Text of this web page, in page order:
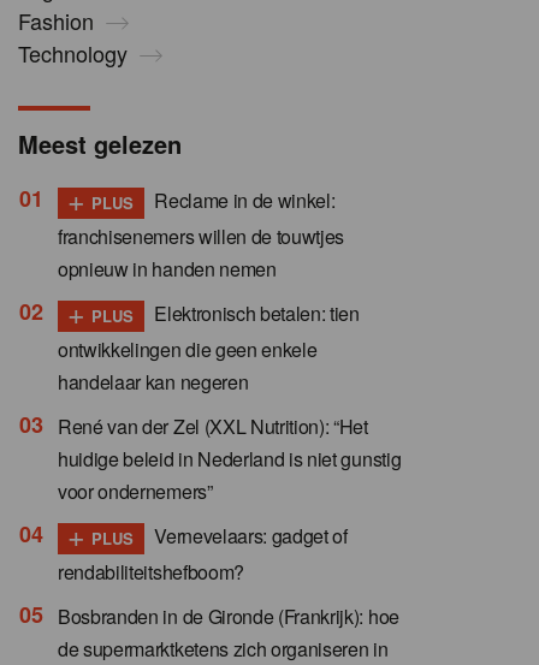
Fashion
Technology
Meest gelezen
+ PLUS
Reclame in de winkel:
franchisenemers willen de touwtjes
opnieuw in handen nemen
+ PLUS
Elektronisch betalen: tien
ontwikkelingen die geen enkele
handelaar kan negeren
René van der Zel (XXL Nutrition): “Het
huidige beleid in Nederland is niet gunstig
voor ondernemers”
+ PLUS
Vernevelaars: gadget of
rendabiliteitshefboom?
Bosbranden in de Gironde (Frankrijk): hoe
de supermarktketens zich organiseren in